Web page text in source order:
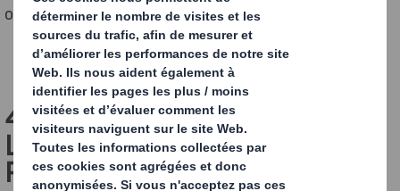
opportunité pour vous ! On vous explique tout.
4 BONNES RAISONS DE
LIMITER LES EMBALLAGES
PLASTIQUES